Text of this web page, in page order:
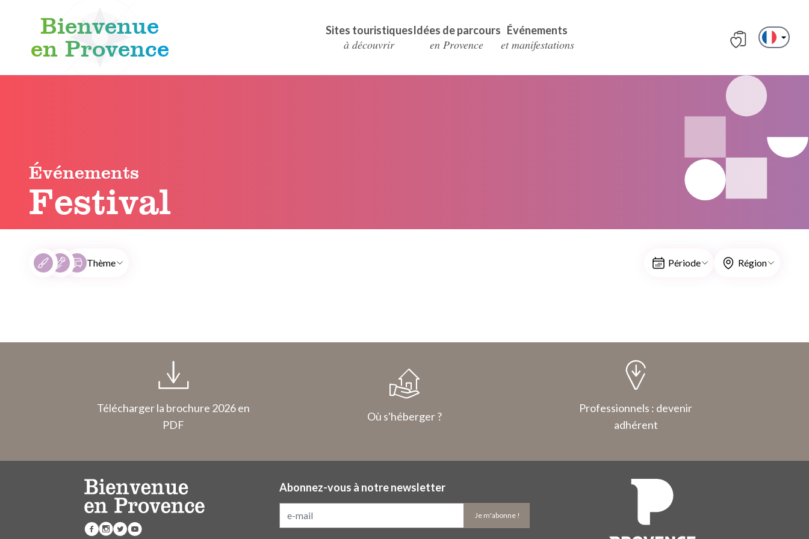
Bienvenue
en Provence
Sites touristiques
à découvrir
Idées de parcours
en Provence
Événements
et manifestations
Événements
Festival
Thème Période Région
Télécharger la brochure 2026 en
PDF
Où s'héberger ?
Professionnels : devenir
adhérent
Abonnez-vous à notre newsletter